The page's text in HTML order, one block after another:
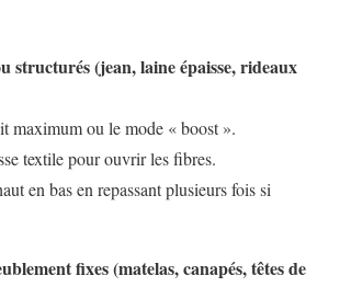
structurés (jean, laine épaisse, rideaux
maximum ou le mode « boost ».
textile pour ouvrir les fibres.
en bas en repassant plusieurs fois si
fixes (matelas, canapés, têtes de